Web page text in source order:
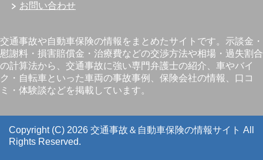
お問い合わせ
交通事故や自動車保険の情報をまとめたサイトです。示談金・
慰謝料・損害賠償金・治療費などの交渉方法や相場・過失割合
の計算法から、交通事故に強い専門弁護士の紹介、車やバイ
ク・自転車といった車両の事故事例、保険会社の情報、口コ
ミ・体験談などを掲載しています。
Copyright (C) 2026 交通事故＆自動車保険の情報サイト All
Rights Reserved.